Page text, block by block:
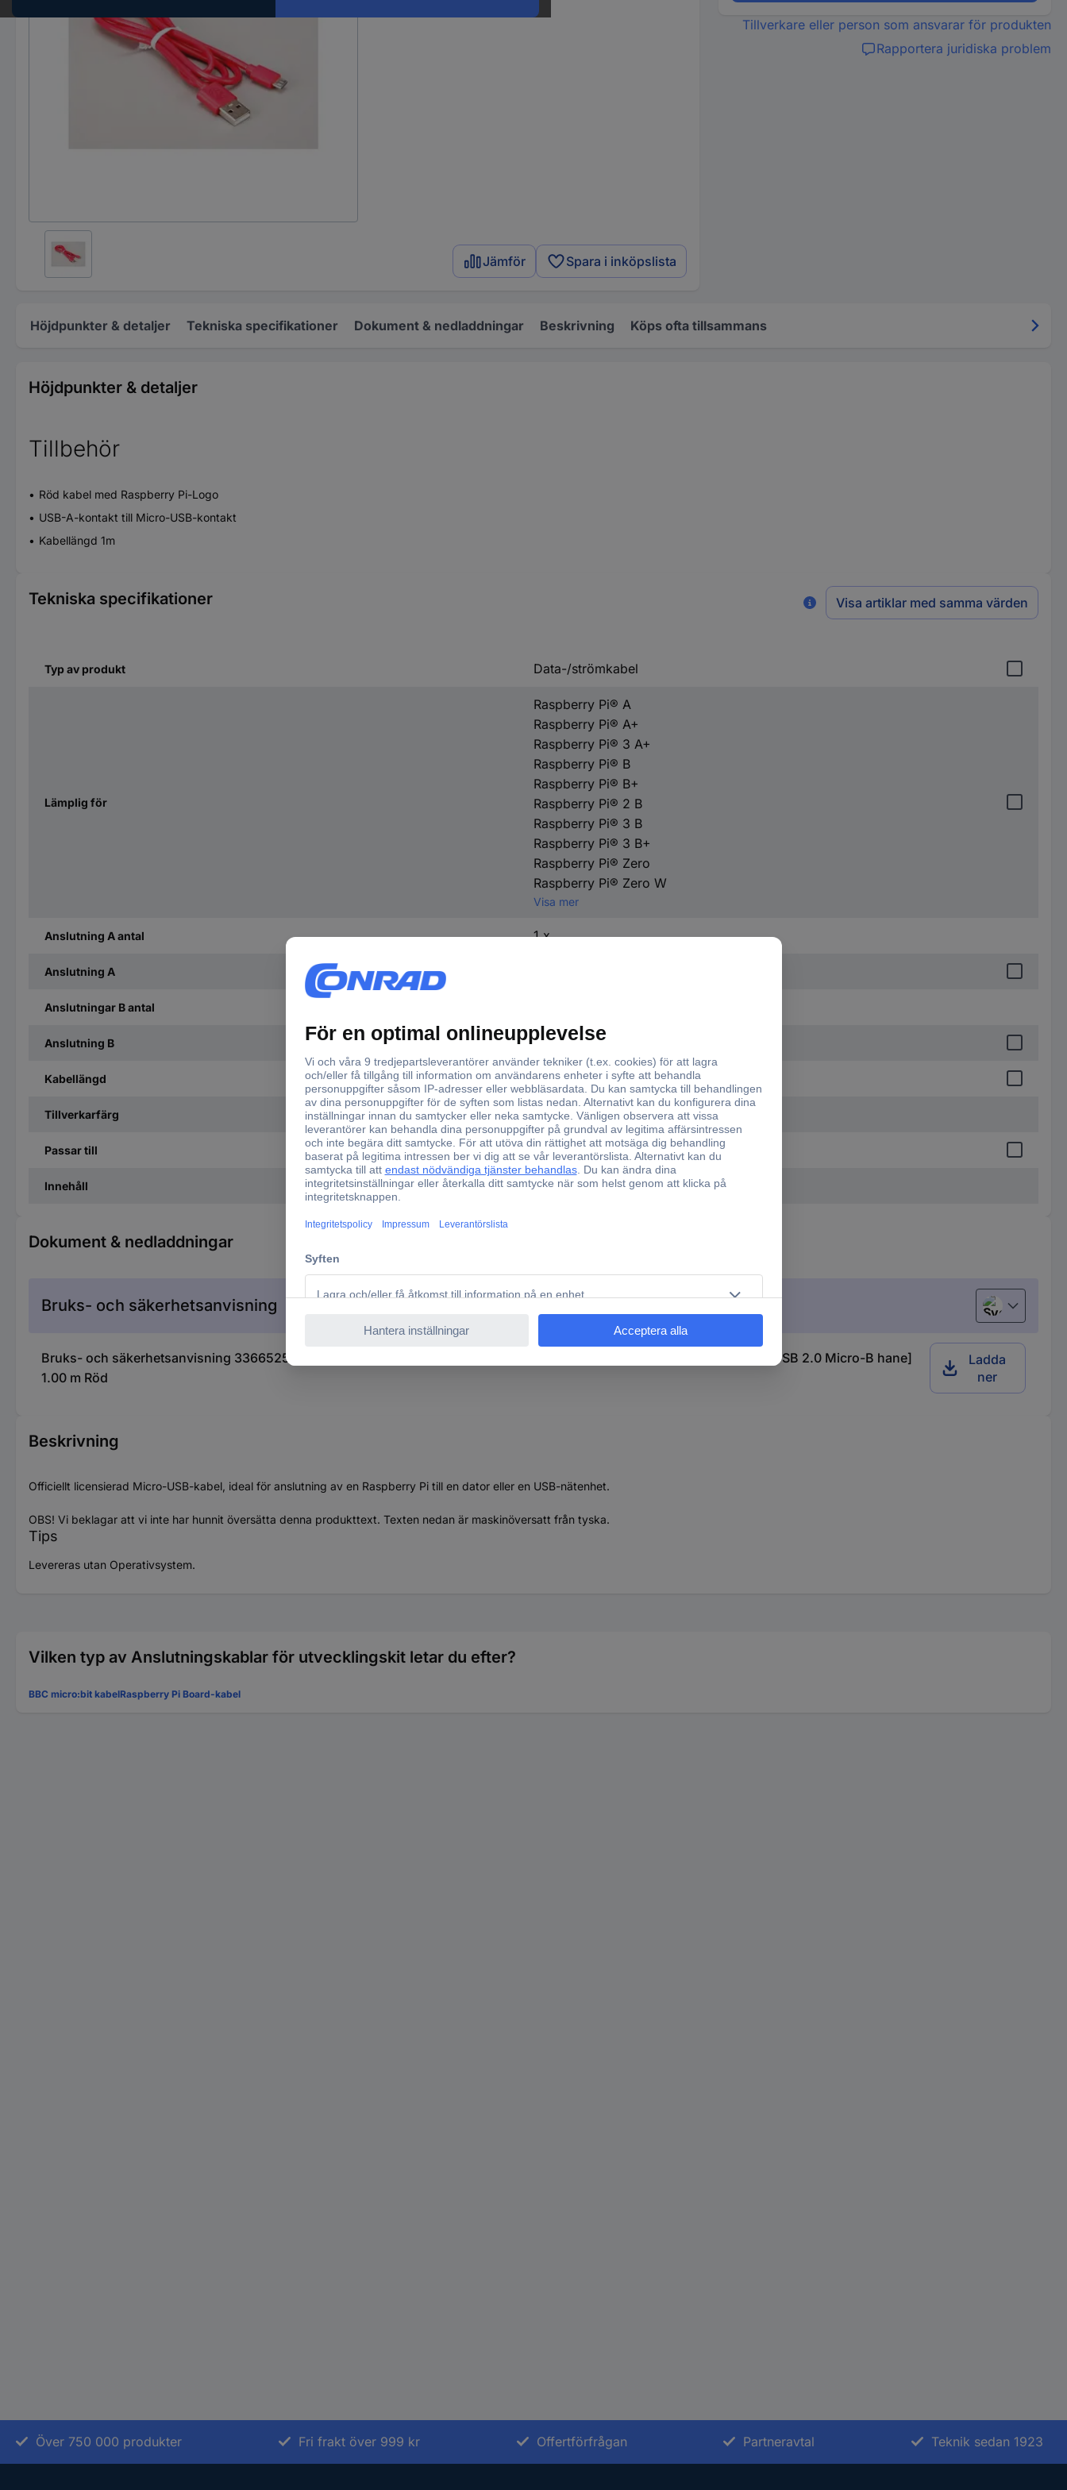
Jämför Spara i inköpslista
Tillverkare eller person som ansvarar för produkten
Rapportera juridiska problem
Höjdpunkter & detaljer Tekniska specifikationer Dokument & nedladdningar Beskrivning Köps ofta tillsammans
Höjdpunkter & detaljer
Tillbehör
Röd kabel med Raspberry Pi-Logo
USB-A-kontakt till Micro-USB-kontakt
Kabellängd 1m
Tekniska specifikationer Visa artiklar med samma värden
Typ av produkt Data-/strömkabel
Lämplig för
Raspberry Pi® A
Raspberry Pi® A+
Raspberry Pi® 3 A+
Raspberry Pi® B
Raspberry Pi® B+
Raspberry Pi® 2 B
Raspberry Pi® 3 B
Raspberry Pi® 3 B+
Raspberry Pi® Zero
Raspberry Pi® Zero W
Visa mer
Anslutning A antal 1 x
Anslutning A
Anslutningar B antal
Anslutning B USB 2.0 Micro-B hane
Kabellängd 1.00 m
Tillverkarfärg Röd
Passar till Raspberry Pi®
Innehåll 1 st
Dokument & nedladdningar
Bruks- och säkerhetsanvisning Svenska
Bruks- och säkerhetsanvisning 3366525 Raspberry Pi® SC0557 Data-/strömkabel Raspberry Pi® [1x USB 2.0 A hane - 1x USB 2.0 Micro-B hane]
1.00 m Röd
Ladda
ner
Beskrivning
Officiellt licensierad Micro-USB-kabel, ideal för anslutning av en Raspberry Pi till en dator eller en USB-nätenhet.
OBS! Vi beklagar att vi inte har hunnit översätta denna produkttext. Texten nedan är maskinöversatt från tyska.
Tips
Levereras utan Operativsystem.
Vilken typ av Anslutningskablar för utvecklingskit letar du efter?
BBC micro:bit kabelRaspberry Pi Board-kabel
Över 750 000 produkter Fri frakt över 999 kr Offertförfrågan Partneravtal Teknik sedan 1923